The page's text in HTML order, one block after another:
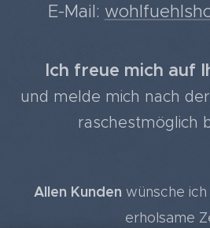
E-Mail:
Ich freue mich auf
und melde mich nach
raschestmöglich
Allen Kunden wünsche
erholsame